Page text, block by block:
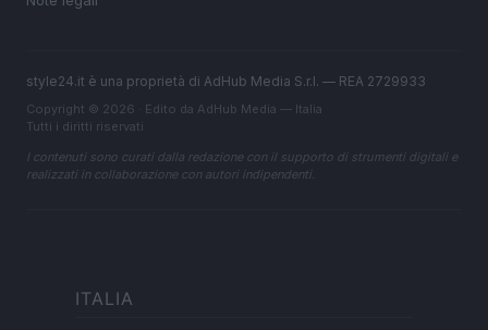
style24.it è una proprietà di AdHub Media S.r.l. — REA 2729933
Copyright © 2026 · Edito da AdHub Media — Italia
Tutti i diritti riservati
I contenuti sono curati dalla redazione con il supporto di strumenti digitali e
realizzati in collaborazione con autori indipendenti.
ITALIA